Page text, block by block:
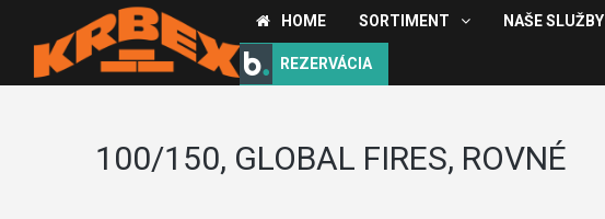
HOME SORTIMENT NAŠE SLUŽBY
REZERVÁCIA
100/150, GLOBAL FIRES, ROVNÉ